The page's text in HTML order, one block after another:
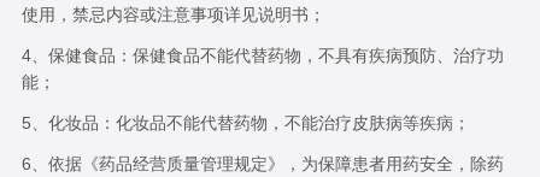
使用，禁忌内容或注意事项详见说明书；
4、保健食品：保健食品不能代替药物，不具有疾病预防、治疗功
能；
5、化妆品：化妆品不能代替药物，不能治疗皮肤病等疾病；
6、依据《药品经营质量管理规定》，为保障患者用药安全，除药